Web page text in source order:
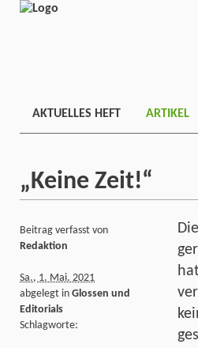
AKTUELLES HEFT ARTIKEL
„Keine Zeit!“
Beitrag verfasst von
Redaktion
Sa., 1. Mai. 2021
abgelegt in Glossen und
Editorials
Schlagworte: